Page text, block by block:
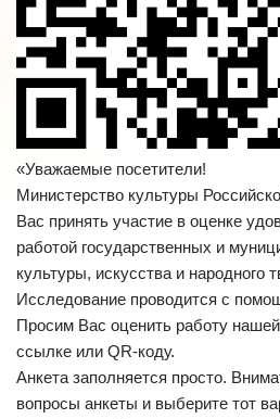
«Уважаемые посетители!
Министерство культуры
Вас принять участие в оценке
работой государственных и
культуры, искусства и народного
Исследование проводится с
Просим Вас оценить работу
ссылке или QR-коду.
Анкета заполняется просто.
вопросы анкеты и выберите тот